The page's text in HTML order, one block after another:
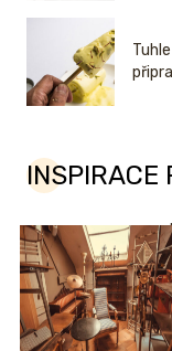
INSPIRACE